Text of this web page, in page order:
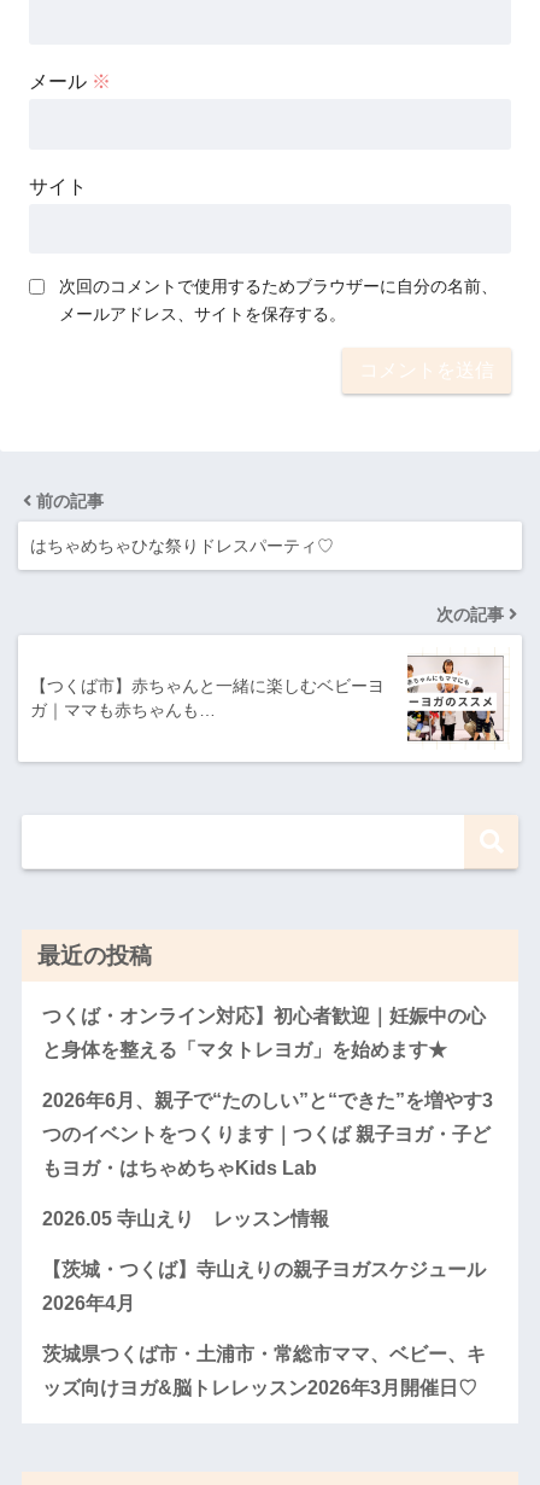
メール ※
サイト
次回のコメントで使用するためブラウザーに自分の名前、
メールアドレス、サイトを保存する。
前の記事
はちゃめちゃひな祭りドレスパーティ♡
次の記事
【つくば市】赤ちゃんと一緒に楽しむベビーヨ
ガ｜ママも赤ちゃんも…
最近の投稿
つくば・オンライン対応】初心者歓迎｜妊娠中の心
と身体を整える「マタトレヨガ」を始めます★
2026年6月、親子で“たのしい”と“できた”を増やす3
つのイベントをつくります｜つくば 親子ヨガ・子ど
もヨガ・はちゃめちゃKids Lab
2026.05 寺山えり レッスン情報
【茨城・つくば】寺山えりの親子ヨガスケジュール
2026年4月
茨城県つくば市・土浦市・常総市ママ、ベビー、キ
ッズ向けヨガ&脳トレレッスン2026年3月開催日♡